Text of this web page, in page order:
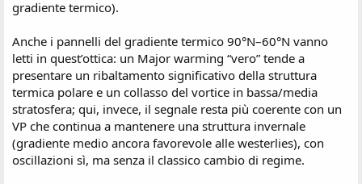
gradiente termico).
Anche i pannelli del gradiente termico 90°N–60°N vanno
letti in quest’ottica: un Major warming “vero” tende a
presentare un ribaltamento significativo della struttura
termica polare e un collasso del vortice in bassa/media
stratosfera; qui, invece, il segnale resta più coerente con un
VP che continua a mantenere una struttura invernale
(gradiente medio ancora favorevole alle westerlies), con
oscillazioni sì, ma senza il classico cambio di regime.